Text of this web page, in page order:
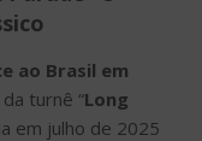
ao Brasil em
turnê “Long
em julho de 2025